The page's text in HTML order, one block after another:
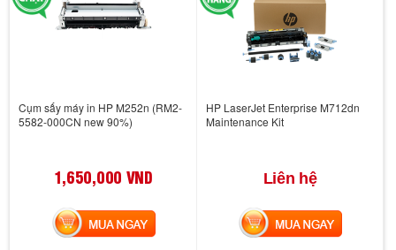
Cụm sấy máy in HP M252n (RM2-
5582-000CN new 90%)
1,650,000 VND
MUA NGAY
HP LaserJet Enterprise M712dn
Maintenance Kit
Liên hệ
MUA NGAY